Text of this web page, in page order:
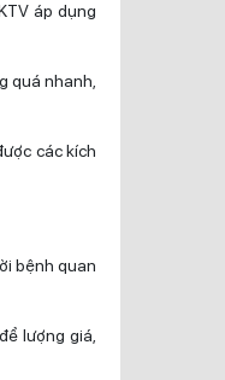
áp dụng
quá nhanh,
các kích
bệnh quan
lượng giá,